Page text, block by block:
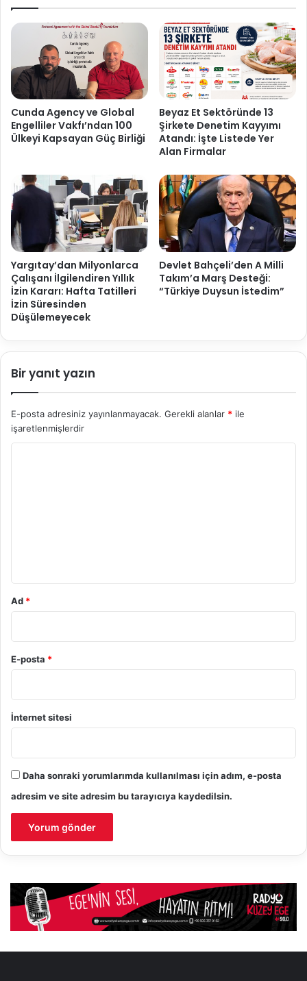
Cunda Agency ve Global
Engelliler Vakfı’ndan 100
Ülkeyi Kapsayan Güç Birliği
Beyaz Et Sektöründe 13
Şirkete Denetim Kayyımı
Atandı: İşte Listede Yer
Alan Firmalar
Yargıtay’dan Milyonlarca
Çalışanı İlgilendiren Yıllık
İzin Kararı: Hafta Tatilleri
İzin Süresinden
Düşülemeyecek
Devlet Bahçeli’den A Milli
Takım’a Marş Desteği:
“Türkiye Duysun İstedim”
Bir yanıt yazın
E-posta adresiniz yayınlanmayacak. Gerekli alanlar * ile
işaretlenmişlerdir
Ad *
E-posta *
İnternet sitesi
Daha sonraki yorumlarımda kullanılması için adım, e-posta
adresim ve site adresim bu tarayıcıya kaydedilsin.